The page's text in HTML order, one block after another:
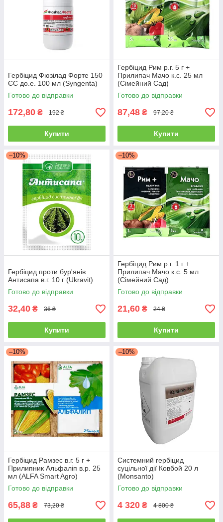
Гербіцид Фюзілад Форте 150
ЄС до.е. 100 мл (Syngenta)
Готово до відправки
172,80 ₴ 192 ₴
Купити
Гербіцид Рим р.г. 5 г +
Прилипач Мачо к.с. 25 мл
(Сімейний Сад)
Готово до відправки
87,48 ₴ 97,20 ₴
Купити
–10%
Гербіцид проти бур'янів
Антисапа в.г. 10 г (Ukravit)
Готово до відправки
32,40 ₴ 36 ₴
Купити
–10%
Гербіцид Рим р.г. 1 г +
Прилипач Мачо к.с. 5 мл
(Сімейний Сад)
Готово до відправки
21,60 ₴ 24 ₴
Купити
–10%
Гербіцид Рамзес в.г. 5 г +
Прилипник Альфаліп в.р. 25
мл (ALFA Smart Agro)
Готово до відправки
65,88 ₴ 73,20 ₴
–10%
Системний гербіцид
суцільної дії Ковбой 20 л
(Monsanto)
Готово до відправки
4 320 ₴ 4 800 ₴